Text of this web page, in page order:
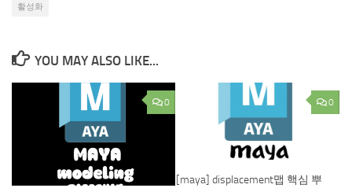
활성화
YOU MAY ALSO LIKE...
0 0
[maya] displacement맵 핵심 뿌